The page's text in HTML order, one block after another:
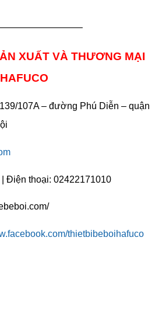
XUẤT VÀ THƯƠNG MẠI
HAFUCO
107A – đường Phú Diễn – quận
Điện thoại: 02422171010
thietbibeboihafuco